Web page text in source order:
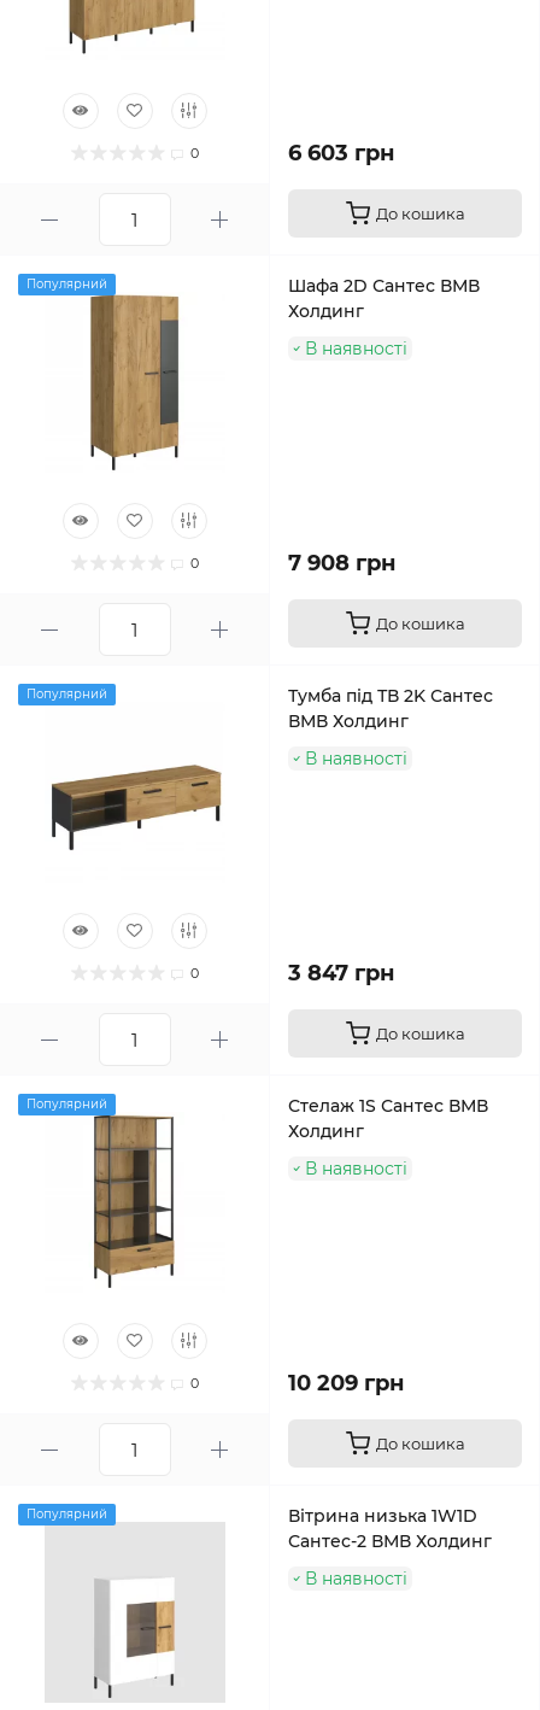
0 6 603 грн
До кошика
Популярний
0
Шафа 2D Сантес ВМВ
Холдинг
В наявності
7 908 грн
До кошика
Популярний
0
Тумба під ТВ 2K Сантес
ВМВ Холдинг
В наявності
3 847 грн
До кошика
Популярний
0
Стелаж 1S Сантес ВМВ
Холдинг
В наявності
10 209 грн
До кошика
Популярний
Вітрина низька 1W1D
Сантес-2 ВМВ Холдинг
В наявності